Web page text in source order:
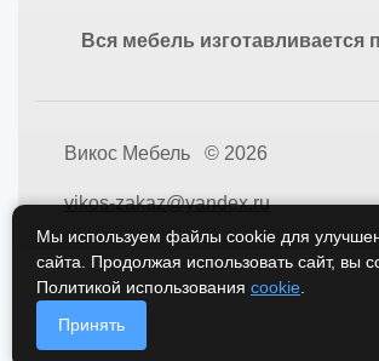
Вся мебель изготавливается
Викос Мебель © 2026
vikos-zakaz@yandex.ru
Мы используем файлы cookie для
сайта. Продолжая использовать сайт, вы
Политикой использования cookie
Принять